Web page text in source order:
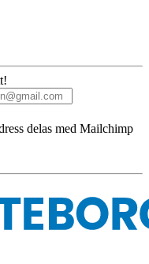
delas med Mailchimp